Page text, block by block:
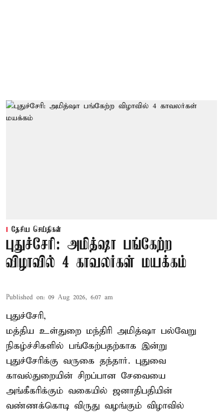
தேசிய செய்திகள்
புதுச்சேரி: அமித்ஷா பங்கேற்ற
விழாவில் 4 காவலர்கள் மயக்கம்
Published on: 09 Aug 2026, 6:07 am
புதுச்சேரி,
மத்திய உள்துறை மந்திரி அமித்ஷா பல்வேறு
நிகழ்ச்சிகளில் பங்கேற்பதற்காக இன்று
புதுச்சேரிக்கு வருகை தந்தார். புதுவை
காவல்துறையின் சிறப்பான சேவையை
அங்கீகரிக்கும் வகையில் ஜனாதிபதியின்
வண்ணக்கொடி விருது வழங்கும் விழாவில்